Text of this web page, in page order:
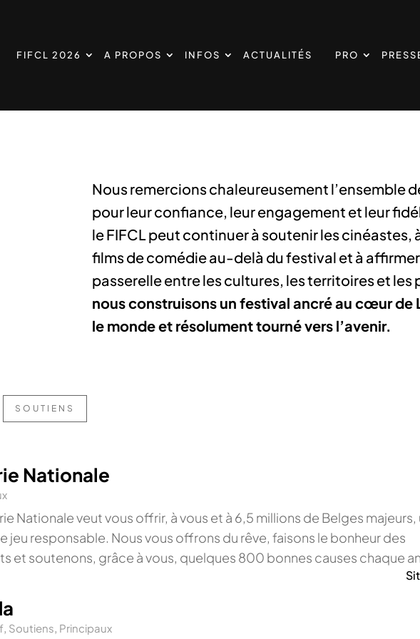
FIFCL 2026 A PROPOS INFOS ACTUALITÉS PRO
Nous remercions chaleureusement l’ensemble
pour leur confiance, leur engagement et leur
le FIFCL peut continuer à soutenir les cinéastes,
films de comédie au-delà du festival et à
passerelle entre les cultures, les territoires et les
nous construisons un festival ancré au cœur de
le monde et résolument tourné vers l’avenir.
SOUTIENS
Nationale
Nationale veut vous offrir, à vous et à 6,5 millions de Belges majeurs,
jeu responsable. Nous vous offrons du rêve, faisons le bonheur des
et soutenons, grâce à vous, quelques 800 bonnes causes chaque
, Soutiens, Principaux